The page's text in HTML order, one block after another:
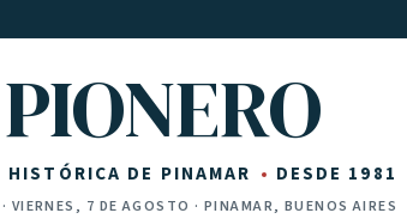
PIONERO
HISTÓRICA DE PINAMAR DESDE 1981
· VIERNES, 7 DE AGOSTO · PINAMAR, BUENOS AIRES